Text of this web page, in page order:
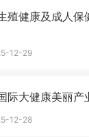
殖健康及成人保
12-29
际大健康美丽产
12-28